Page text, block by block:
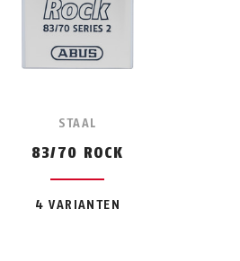
STAAL
83/70 ROCK
4 VARIANTEN